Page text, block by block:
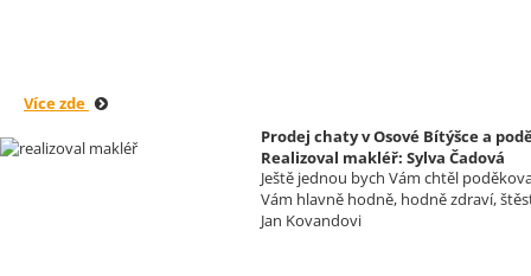
Více zde
Prodej chaty v Osové Bítýšce a
Realizoval makléř: Sylva Čadová
Ještě jednou bych Vám chtěl
Vám hlavně hodně, hodně zdraví,
Jan Kovandovi